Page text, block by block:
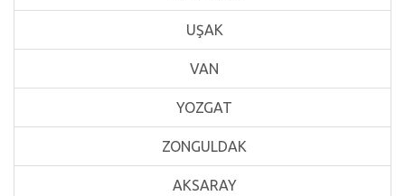
UŞAK
VAN
YOZGAT
ZONGULDAK
AKSARAY